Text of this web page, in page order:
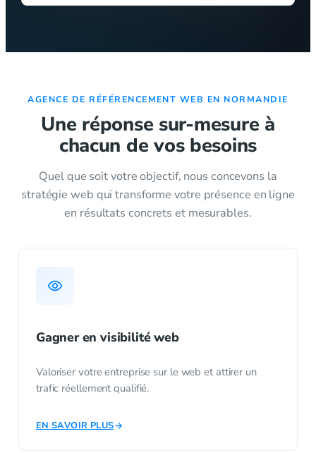
AGENCE DE RÉFÉRENCEMENT WEB EN NORMANDIE
Une réponse sur-mesure à
chacun de vos besoins
Quel que soit votre objectif, nous concevons la
stratégie web qui transforme votre présence en ligne
en résultats concrets et mesurables.
Gagner en visibilité web
Valoriser votre entreprise sur le web et attirer un
trafic réellement qualifié.
EN SAVOIR PLUS